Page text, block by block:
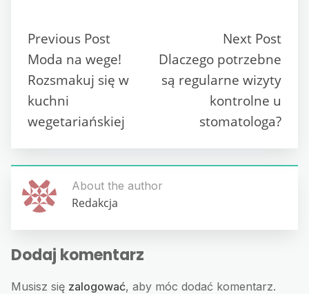
Previous Post
Moda na wege!
Rozsmakuj się w
kuchni
wegetariańskiej
Next Post
Dlaczego potrzebne
są regularne wizyty
kontrolne u
stomatologa?
About the author
Redakcja
Dodaj komentarz
Musisz się zalogować, aby móc dodać komentarz.